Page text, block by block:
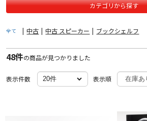
カテゴリから探す
全て | 中古 | 中古 スピーカー | ブックシェルフ
48件の商品が見つかりました
表示件数 表示順